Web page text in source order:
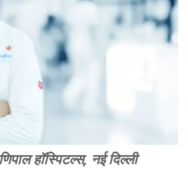
हॉस्पिटल्स, नई दिल्ली